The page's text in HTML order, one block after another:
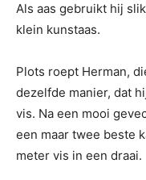
Als aas gebruikt hij
klein kunstaas.
Plots roept Herman,
dezelfde manier, dat
vis. Na een mooi
een maar twee beste
meter vis in een draai.